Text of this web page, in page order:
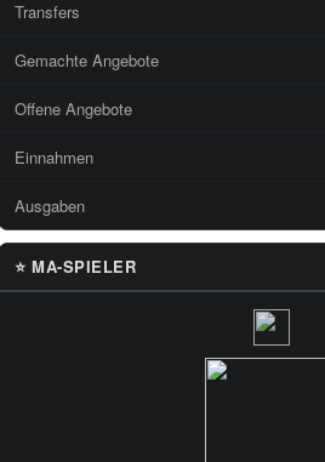
Transfers
Gemachte Angebote
Offene Angebote
Einnahmen
Ausgaben
⭐ MA-SPIELER